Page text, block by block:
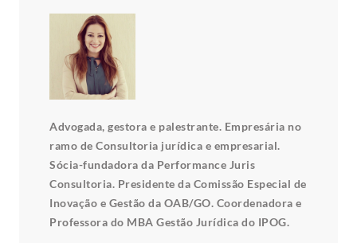
Advogada, gestora e palestrante. Empresária no
ramo de Consultoria jurídica e empresarial.
Sócia-fundadora da Performance Juris
Consultoria. Presidente da Comissão Especial de
Inovação e Gestão da OAB/GO. Coordenadora e
Professora do MBA Gestão Jurídica do IPOG.